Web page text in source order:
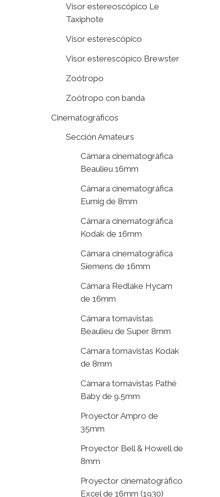
Visor estereoscópico Le
Taxiphote
Visor esterescópico
Visor esterescópico Brewster
Zoótropo
Zoótropo con banda
Cinematográficos
Sección Amateurs
Cámara cinematográfica
Beaulieu 16mm
Cámara cinematográfica
Eumig de 8mm
Cámara cinematográfica
Kodak de 16mm
Cámara cinematográfica
Siemens de 16mm
Cámara Redlake Hycam
de 16mm
Cámara tomavistas
Beaulieu de Super 8mm
Cámara tomavistas Kodak
de 8mm
Cámara tomavistas Pathé
Baby de 9.5mm
Proyector Ampro de
35mm
Proyector Bell & Howell de
8mm
Proyector cinematográfico
Excel de 16mm (1930)